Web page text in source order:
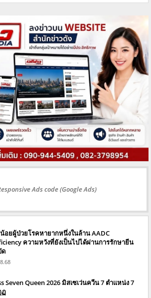
Ads code (Google Ads)
น้อยผู้ป่วยโรคหายากหนึ่งในล้าน AADC
ความหวังที่ยังเป็นไปได้ผ่านการรักษายีน
ด
Seven Queen 2026 มิสเซเว่นควีน 7 ตำแหน่ง 7
ฏ